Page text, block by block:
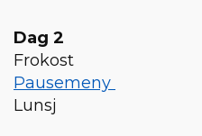
Dag 2
Frokost
Pausemeny
Lunsj